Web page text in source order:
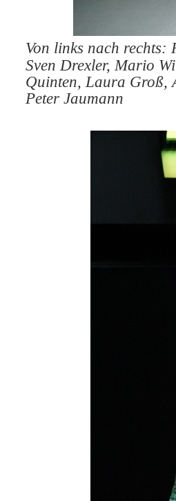
Von links nach rechts:
Sven Drexler, Mario
Quinten, Laura Groß,
Peter Jaumann